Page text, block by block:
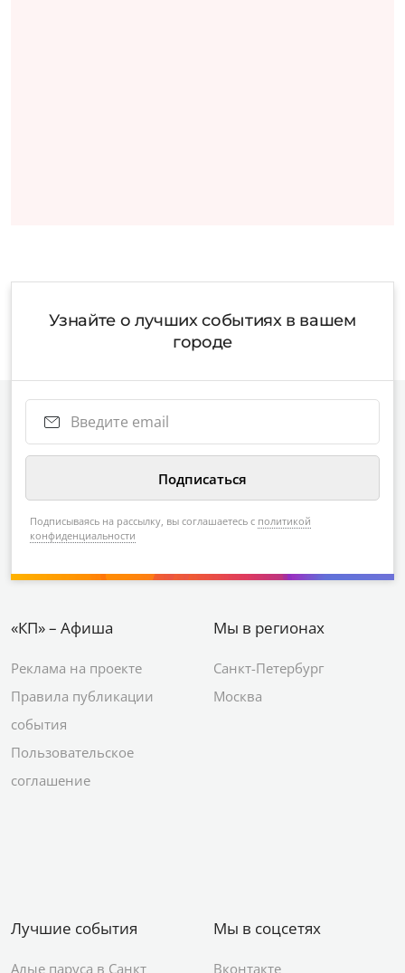
Узнайте о лучших событиях в вашем
городе
Подписываясь на рассылку, вы соглашаетесь с политикой
конфиденциальности
«КП» – Афиша
Реклама на проекте
Правила публикации
события
Пользовательское
соглашение
Мы в регионах
Санкт-Петербург
Москва
Лучшие события
Алые паруса в Санкт
Мы в соцсетях
Вконтакте